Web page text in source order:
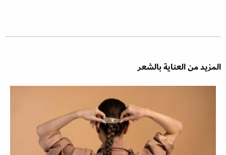
المزيد من العناية بالشعر